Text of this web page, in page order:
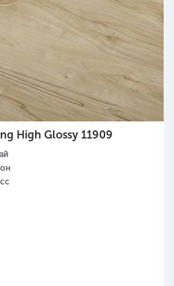
High Glossy 11909